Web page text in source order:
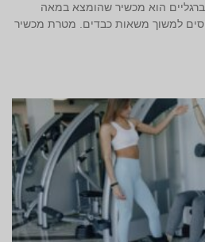
ברגליים הוא מכשיר שהומצא במאה
לסוסים למשוך משאות כבדים. מטרת מכשיר